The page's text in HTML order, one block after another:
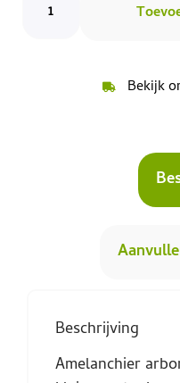
Bekijk
Beschrijving
Amelanchier